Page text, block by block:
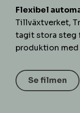
Flexibel
Tillväxtverket,
tagit stora steg
produktion
Se filmen